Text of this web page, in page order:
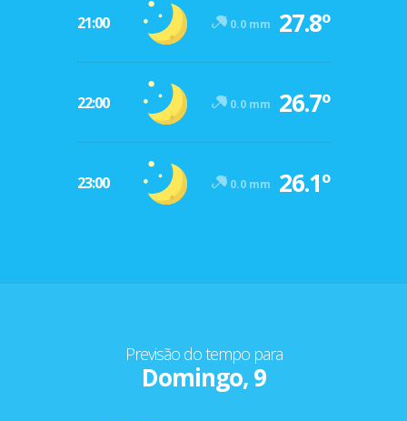
21:00 0.0 mm 27.8º
22:00 0.0 mm 26.7º
23:00 0.0 mm 26.1º
Previsão do tempo para
Domingo, 9